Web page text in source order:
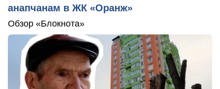
анапчанам в ЖК «Оранж»
Обзор «Блокнота»